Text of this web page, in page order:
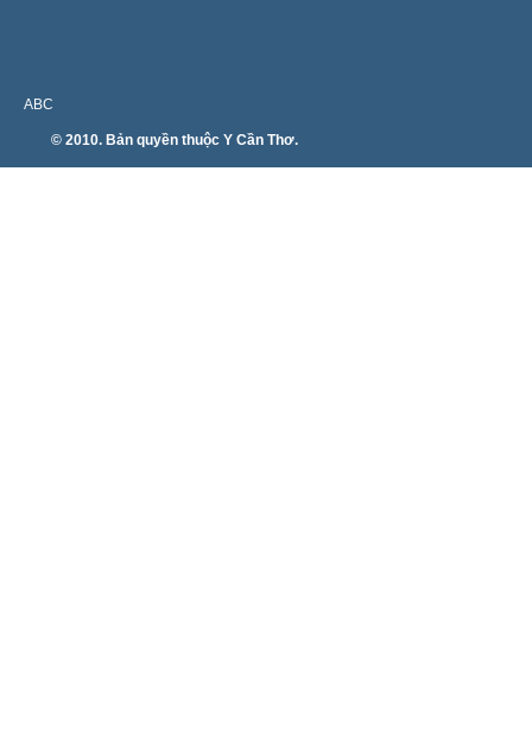
ABC
© 2010. Bản quyền thuộc Y Cần Thơ.